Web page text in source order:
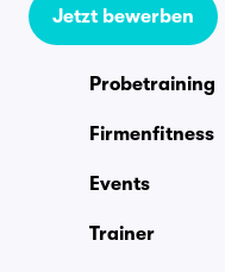
Jetzt bewerben
Probetraining
Firmenfitness
Events
Trainer